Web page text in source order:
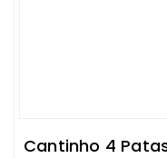
Cantinho 4